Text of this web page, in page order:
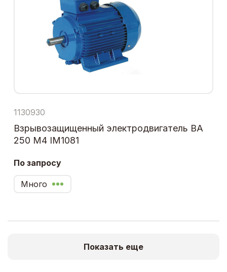
1130930
Взрывозащищенный электродвигатель ВА
250 М4 IM1081
По запросу
Много
Показать еще